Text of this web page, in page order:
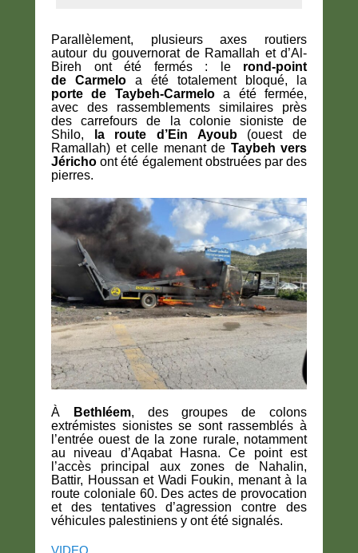
Parallèlement, plusieurs axes routiers
autour du gouvernorat de Ramallah et d’Al-
Bireh ont été fermés : lerond-point
de Carmelo a été totalement bloqué, la
porte de Taybeh-Carmeloa été fermée,
avec des rassemblements similaires près
des carrefours de la colonie sioniste de
Shilo,
la route d’Ein Ayoub(ouest de
Ramallah) et celle menant de Taybeh vers
Jéricho ont été également obstruées par des
pierres.
À Bethléem, des groupes de colons
extrémistes sionistesse sont rassemblés à
l’entrée ouest de la zone rurale, notamment
au niveau d’Aqabat Hasna. Ce point est
l’accès principal aux zones de Nahalin,
Battir, Houssan et Wadi Foukin, menant à la
route coloniale 60. Des actes de provocation
et des tentatives d’agression contre des
véhicules palestiniens y ont été signalés.